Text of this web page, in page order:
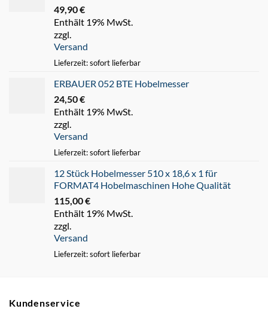
49,90€
Enthält 19% MwSt.
zzgl.
Versand
Lieferzeit: sofort lieferbar
ERBAUER 052 BTE Hobelmesser
24,50€
Enthält 19% MwSt.
zzgl.
Versand
Lieferzeit: sofort lieferbar
12 Stück Hobelmesser 510 x 18,6 x 1 für
FORMAT4 Hobelmaschinen Hohe Qualität
115,00€
Enthält 19% MwSt.
zzgl.
Versand
Lieferzeit: sofort lieferbar
Kundenservice